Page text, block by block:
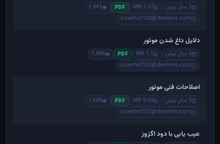
1 سال پیش 2.97 MB
PDF
1,841
cosehof132@dwriters.com
دلایل داغ شدن موتور
1 سال پیش 1.1 MB
PDF
1,686
cosehof132@dwriters.com
اصلاحات فنی موتور
1 سال پیش 0.65 MB
PDF
1,645
cosehof132@dwriters.com
عیب یابی با دود اگزوز